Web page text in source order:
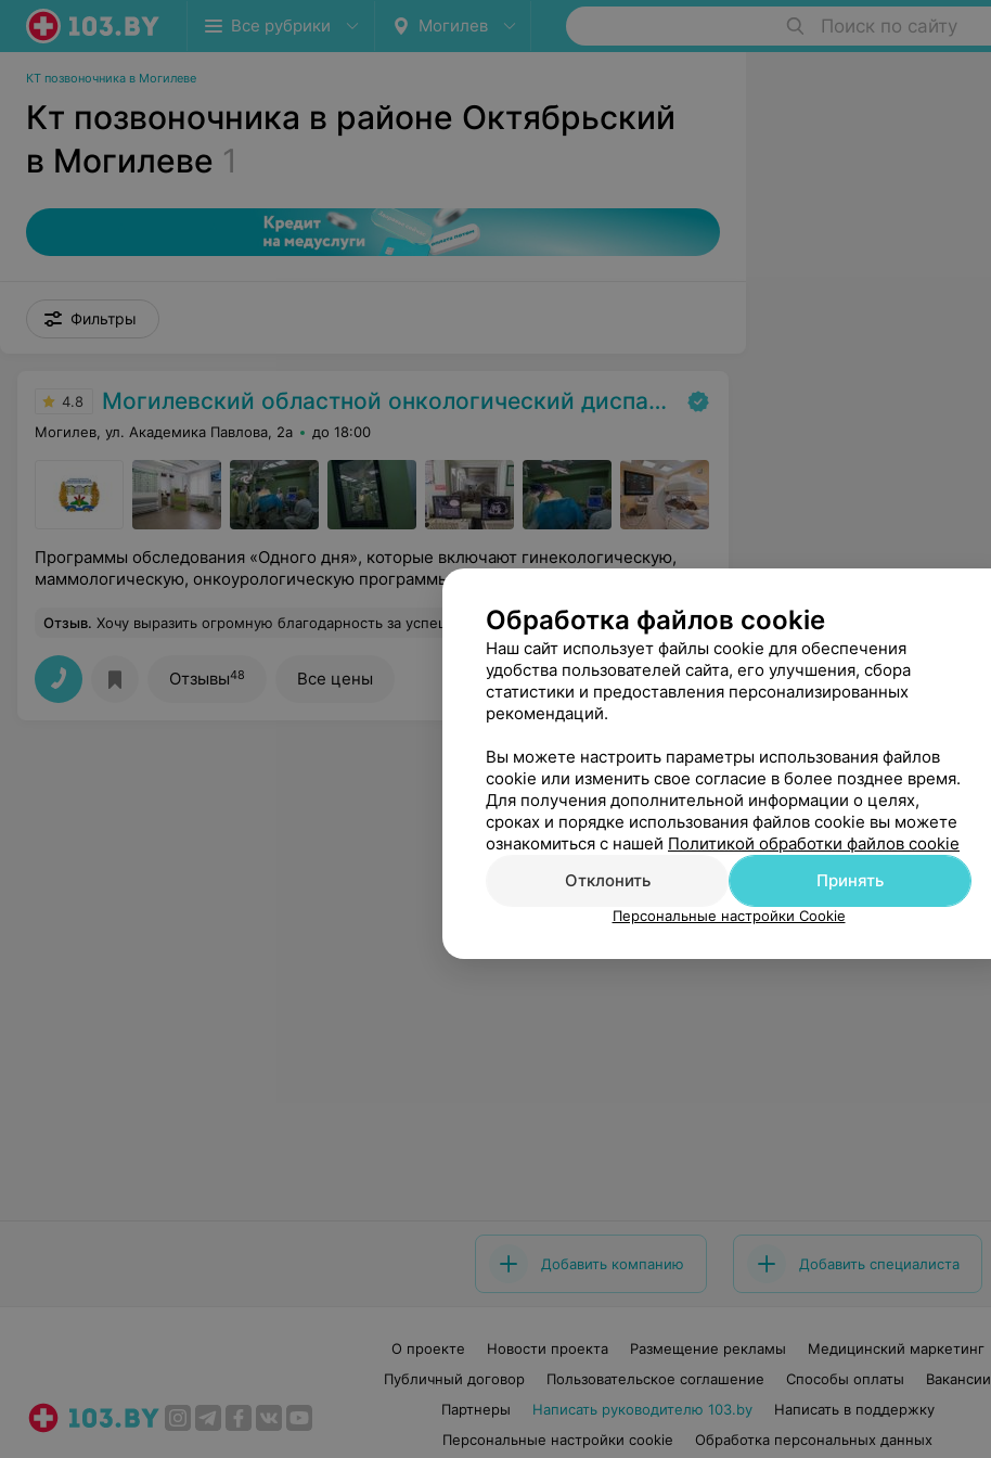
Все рубрики Могилев Поиск по сайту
КТ позвоночника в Могилеве
Кт позвоночника в районе Октябрьский
в Могилеве 1
Фильтры
4.8 Могилевский областной онкологический диспансер
Могилев, ул. Академика Павлова, 2а до 18:00
Программы обследования «Одного дня», которые включают гинекологическую,
маммологическую, онкоурологическую программы
Отзыв. Хочу выразить огромную благодарность за успешно проведенную операцию Павлу Александровичу- заведующему операционным отделением. Спасибо за профессионально выполненную работу,, чуткое отношение и понимание Еще
Отзывы48 Все цены
Добавить компанию Добавить специалиста
О проекте Новости проекта Размещение рекламы
Медицинский маркетинг
Публичный договор
Пользовательское соглашение Способы оплаты
Вакансии
Партнеры
Написать руководителю 103.by
Написать в поддержку
Персональные настройки cookie
Обработка персональных данных
Обработка файлов cookie
Наш сайт использует файлы cookie для обеспечения
удобства пользователей сайта, его улучшения, сбора
статистики и предоставления персонализированных
рекомендаций.
Вы можете настроить параметры использования файлов
cookie или изменить свое согласие в более позднее время.
Для получения дополнительной информации о целях,
сроках и порядке использования файлов cookie вы можете
ознакомиться с нашей Политикой обработки файлов cookie
Отклонить
Принять
Персональные настройки Cookie